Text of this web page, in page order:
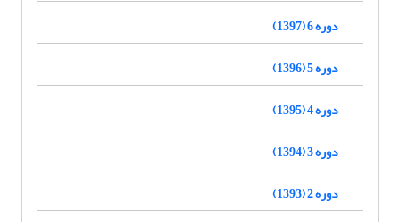
دوره 6 (1397)
دوره 5 (1396)
دوره 4 (1395)
دوره 3 (1394)
دوره 2 (1393)